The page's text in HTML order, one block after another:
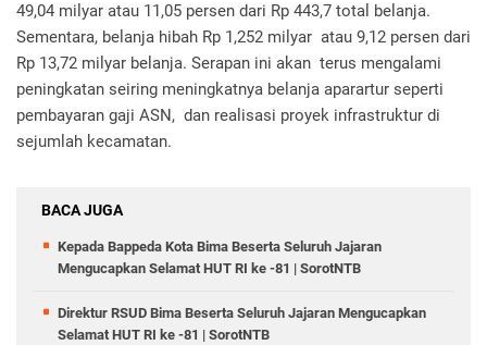
49,04 milyar atau 11,05 persen dari Rp 443,7 total belanja.
Sementara, belanja hibah Rp 1,252 milyar atau 9,12 persen dari
Rp 13,72 milyar belanja. Serapan ini akan terus mengalami
peningkatan seiring meningkatnya belanja aparartur seperti
pembayaran gaji ASN, dan realisasi proyek infrastruktur di
sejumlah kecamatan.
BACA JUGA
Kepada Bappeda Kota Bima Beserta Seluruh Jajaran
Mengucapkan Selamat HUT RI ke -81 | SorotNTB
Direktur RSUD Bima Beserta Seluruh Jajaran Mengucapkan
Selamat HUT RI ke -81 | SorotNTB